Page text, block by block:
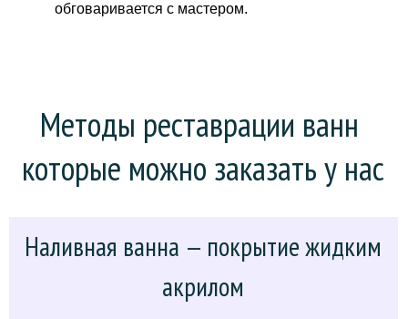
обговаривается с мастером.
Методы реставрации ванн
которые можно заказать у нас
Наливная ванна — покрытие жидким
акрилом